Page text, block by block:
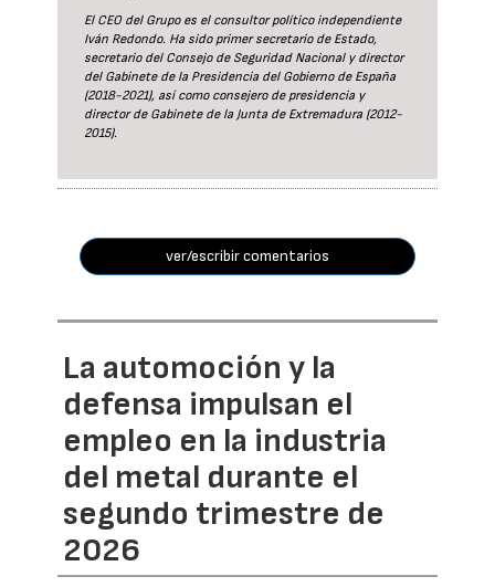
El CEO del Grupo es el consultor político independiente
Iván Redondo. Ha sido primer secretario de Estado,
secretario del Consejo de Seguridad Nacional y director
del Gabinete de la Presidencia del Gobierno de España
(2018-2021), así como consejero de presidencia y
director de Gabinete de la Junta de Extremadura (2012-
2015).
ver/escribir comentarios
La automoción y la
defensa impulsan el
empleo en la industria
del metal durante el
segundo trimestre de
2026